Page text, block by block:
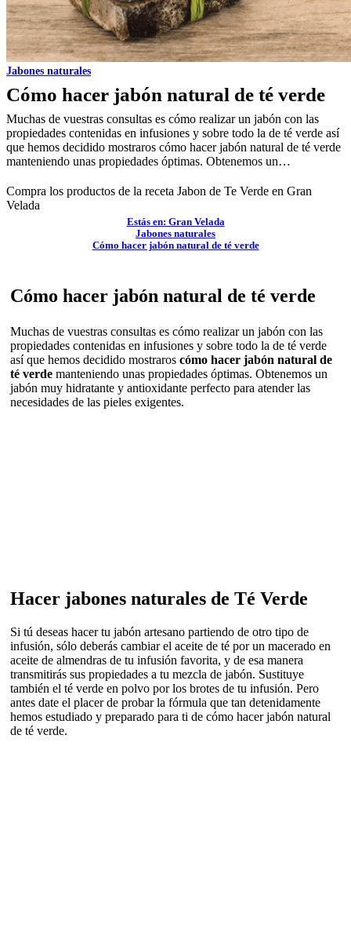
Jabones naturales
Cómo hacer jabón natural de té verde
Muchas de vuestras consultas es cómo realizar un jabón con las
propiedades contenidas en infusiones y sobre todo la de té verde así
que hemos decidido mostraros cómo hacer jabón natural de té verde
manteniendo unas propiedades óptimas. Obtenemos un…
Compra los productos de la receta Jabon de Te Verde en Gran
Velada
Estás en: Gran Velada
Jabones naturales
Cómo hacer jabón natural de té verde
Cómo hacer jabón natural de té verde
Muchas de vuestras consultas es cómo realizar un jabón con las
propiedades contenidas en infusiones y sobre todo la de té verde
así que hemos decidido mostraros cómo hacer jabón natural de
té verde manteniendo unas propiedades óptimas. Obtenemos un
jabón muy hidratante y antioxidante perfecto para atender las
necesidades de las pieles exigentes.
Hacer jabones naturales de Té Verde
Si tú deseas hacer tu jabón artesano partiendo de otro tipo de
infusión, sólo deberás cambiar el aceite de té por un macerado en
aceite de almendras de tu infusión favorita, y de esa manera
transmitirás sus propiedades a tu mezcla de jabón. Sustituye
también el té verde en polvo por los brotes de tu infusión. Pero
antes date el placer de probar la fórmula que tan detenidamente
hemos estudiado y preparado para ti de cómo hacer jabón natural
de té verde.